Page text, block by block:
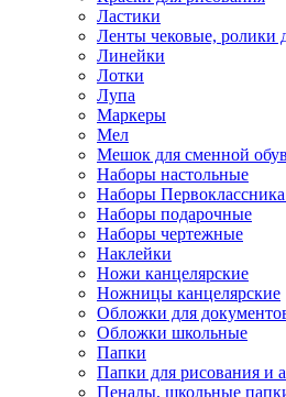
Ластики
Ленты чековые, ролики
Линейки
Лотки
Лупа
Маркеры
Мел
Мешок для сменной
Наборы настольные
Наборы
Наборы подарочные
Наборы чертежные
Наклейки
Ножи канцелярские
Ножницы канцелярские
Обложки для
Обложки школьные
Папки
Папки для рисования и
Пеналы, школьные